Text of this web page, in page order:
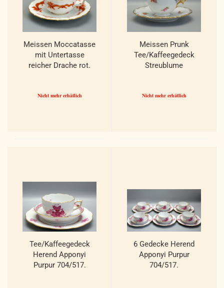
Meissen Moccatasse
mit Untertasse
reicher Drache rot.
Nicht mehr erhätlich
Meissen Prunk
Tee/Kaffeegedeck
Streublume
Nicht mehr erhätlich
Tee/Kaffeegedeck
Herend Apponyi
Purpur 704/517.
6 Gedecke Herend
Apponyi Purpur
704/517.